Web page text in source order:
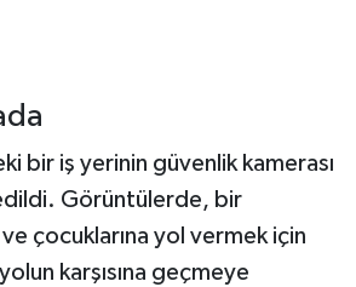
bir iş yerinin güvenlik kamerası
Görüntülerde, bir
çocuklarına yol vermek için
karşısına geçmeye